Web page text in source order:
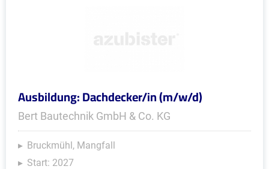
Ausbildung: Dachdecker/in (m/w/d)
Bert Bautechnik GmbH & Co. KG
Bruckmühl, Mangfall
Start: 2027